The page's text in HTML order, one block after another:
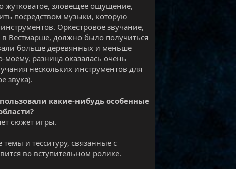
жутковатое, зловещее ощущение,
посредством музыки, которую
Оркестровое звучание,
в Вестмарше, должно было получиться
больше деревянных и меньше
разница оказалась очень
нескольких инструментов для
звука).
какие-нибудь особенные
сюжет игры.
и тесситуру, связанные с
во вступительном ролике.